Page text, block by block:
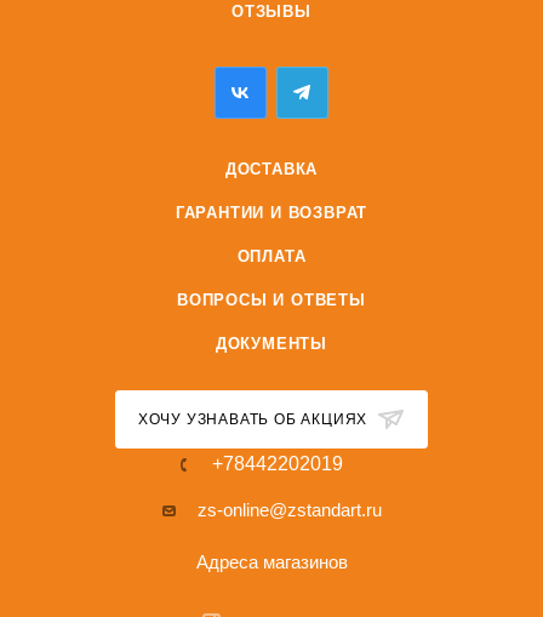
ОТЗЫВЫ
ДОСТАВКА
ГАРАНТИИ И ВОЗВРАТ
ОПЛАТА
ВОПРОСЫ И ОТВЕТЫ
ДОКУМЕНТЫ
ХОЧУ УЗНАВАТЬ ОБ АКЦИЯХ
+78442202019
zs-online@zstandart.ru
Адреса магазинов